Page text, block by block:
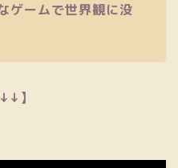
ゲームで世界観に没
】